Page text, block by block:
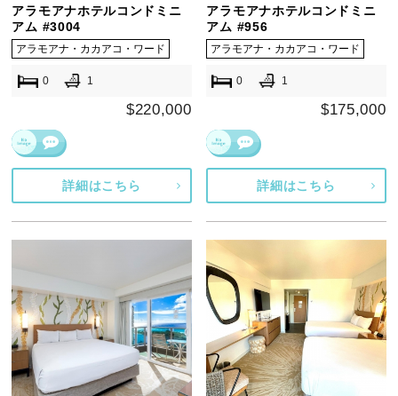
アラモアナホテルコンドミニ
アム #3004
アラモアナ・カカアコ・ワード
0 1
$220,000
詳細はこちら
アラモアナホテルコンドミニ
アム #956
アラモアナ・カカアコ・ワード
0 1
$175,000
詳細はこちら